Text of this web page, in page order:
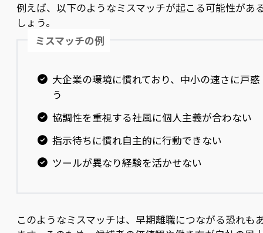
例えば、以下のようなミスマッチが起こる可能性があ
しょう。
ミスマッチの例
大企業の環境に慣れており、中小の速さに戸惑
う
協調性を重視する社風に個人主義が合わない
指示待ちに慣れ自主的に行動できない
ツールが異なり経験を活かせない
このようなミスマッチは、早期離職につながる恐れも